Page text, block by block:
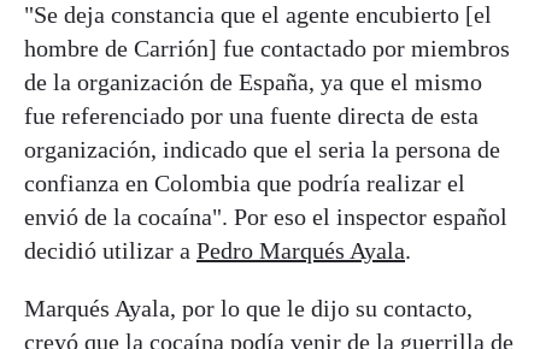
"Se deja constancia que el agente encubierto [el
hombre de Carrión] fue contactado por miembros
de la organización de España, ya que el mismo
fue referenciado por una fuente directa de esta
organización, indicado que el seria la persona de
confianza en Colombia que podría realizar el
envió de la cocaína". Por eso el inspector español
decidió utilizar a Pedro Marqués Ayala.
Marqués Ayala, por lo que le dijo su contacto,
creyó que la cocaína podía venir de la guerrilla de